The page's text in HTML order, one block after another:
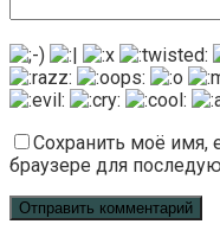
Сохранить моё имя,
браузере для